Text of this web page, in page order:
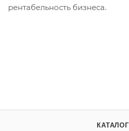
рентабельность бизнеса.
КАТАЛОГ